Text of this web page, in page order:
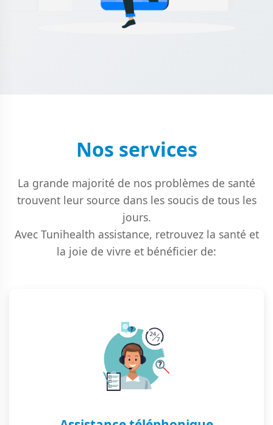
Nos services
La grande majorité de nos problèmes de santé
trouvent leur source dans les soucis de tous les
jours.
Avec Tunihealth assistance, retrouvez la santé et
la joie de vivre et bénéficier de: